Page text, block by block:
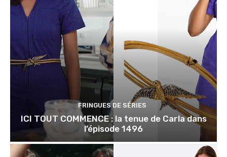
FRINGUES DE SÉRIES
ICI TOUT COMMENCE : la tenue de Carla dans
l’épisode 1496